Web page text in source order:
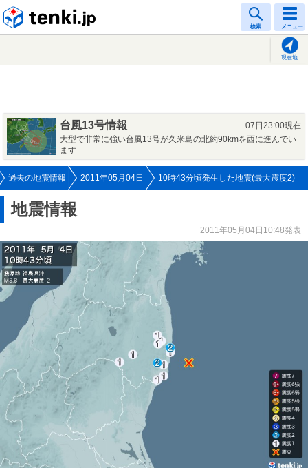
検索 メニュー
現在地
台風13号情報
07日23:00現在
大型で非常に強い台風13号が久米島の北約90kmを西に進んでい
ます
過去の地震情報 2011年05月04日 10時43分頃発生した地震(最大震度2)
地震情報
2011年05月04日10:48発表